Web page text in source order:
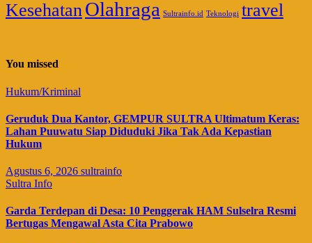
KesehatanOlahraga Sultrainfo.id Teknologi travel
You missed
Hukum/Kriminal
Geruduk Dua Kantor, GEMPUR SULTRA Ultimatum Keras:
Lahan Puuwatu Siap Diduduki Jika Tak Ada Kepastian
Hukum
Agustus 6, 2026 sultrainfo
Sultra Info
Garda Terdepan di Desa: 10 Penggerak HAM Sulselra Resmi
Bertugas Mengawal Asta Cita Prabowo